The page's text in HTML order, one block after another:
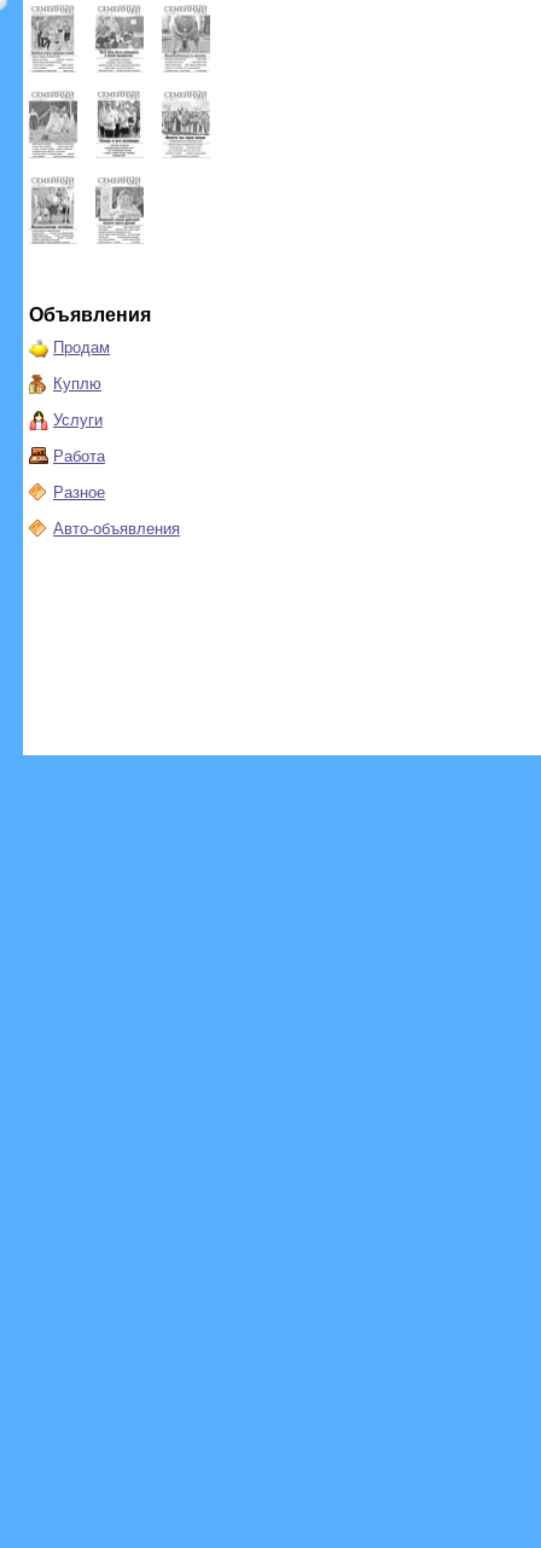
Объявления
Продам
Куплю
Услуги
Работа
Разное
Авто-объявления